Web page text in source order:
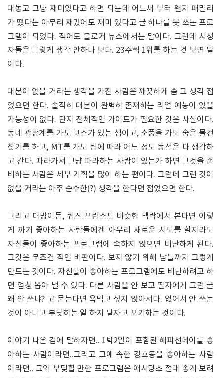
대놓고 그냥 재미있다고 하면 되는데 어느새 부터 왠지 패밀리
가 떴다는 아무리 재밌어도 재미 있다고 글 하나를 못 쓰는 프로
그램이 되었다. 적어도 블로거 뉴스에서는 말이다. 그런데 시청
자들은 그렇게 생각 안하나 보다. 23주씩 1위를 하는 것 보면 말
이다.
대본이 없을 거라는 생각을 가진 사람은 깨끗하게 좀 그 생각 접
었으면 한다. 솔직히 대본이 완벽히 존재하는 리얼 예능이 있을
가능성이 없다. 단지 전체적인 가이드가 필요한 것은 사실이다.
동네 관광계를 가도 코스가 있는 셈이고, 소풍을 가도 숨은 물건
찾기를 하고, MT를 가도 팀에 따라 어느 정도 동선은 다 생각하
고 간다. 따라가서 그냥 따라하는 사람이 있는가 하면 그것을 준
비하는 사람은 세부 기획을 많이 하는 편이다. 그런데 그런 것이
없을 거라는 아주 순수한(?) 생각을 한다면 접었으면 한다.
그리고 대망이든, 퀴즈 프린스도 비슷한 맥락에서 본다면 이렇
게 까기 좋아하는 사람들에겐 아무리 새로운 시도를 할지라도
자신들이 좋아하는 프로그램에 속하지 않으면 비난하게 된다.
그것은 무조건 적인 비판이다. 보지 않기 위해 남들까지 그렇게
만드는 것이다. 자신들이 좋아하는 프로그램에도 비난하려고 하
면 엄청 뽑아 낼 수 있다. 다른 사람을 안 보고 필자에게 그런 글
왜 안 쓰냐? 고 묻는다면 욕먹고 싶지 않아서다. 없어서 안 쓰는
것이 아니고 부딪히는 일 하지 말자고 포기하는 것이다.
이야기 나온 김에 말하자면.. 1박2일이 포함된 해피선데이를 좋
아하는 사람이라면..그리고 그에 속한 강호동을 좋아하는 사람
이라면.. 그와 부딪힐 만한 프로그램은 애시당초 절대 좋게 보려